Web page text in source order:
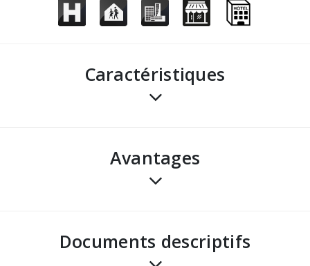
Caractéristiques
avantages
Documents descriptifs